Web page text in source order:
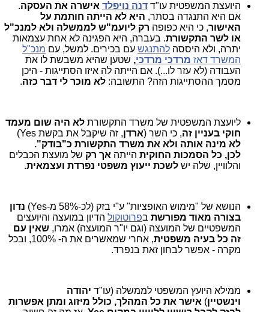
היועצת המשפטית עו"ד דנה נויפלד אישרה את העסקה.
אם היא התנגדה בסתר, היא לא הייתה חותמת על
האישור, כי היא כפופה רק ליועמ"ש לממשלה ולא למנכ"ל
או לשר התקשורת. בעברה, היא הפגינה לא אחת עצמאות
יתרה, ולא היססה להתנגש עם בכירים. למשל, עם מנכ"ל
המשרד דאז מרדכי מרדכי, שטען שהיא משבשת לו את
העבודה (לא עזר לו...). אם הייתה לה איזו הסתייגות - היכן
מסמך ההסתייגות הזה? התשובה: לא מוכר לי דבר כזה.
ליועצת המשפטית של משרד התקשורת לא היה שום מעמד
חוקי בעניין זה, כי השר (ארדן, זה שיקבל את בקשת Yes)
לא מינה אותה ולא את משרד התקשורת כ"בודק".
לכן, כל הסמכות החוקית הייתה אך רק של מועצת הכבלים
והלוויין, שלה יש לשכת ייעוץ משפטי נפרדת ועצמאית.
הנושא של "מימוש האופציות" ע"י בזק (לכ-58% מ-Yes)
נדון
בצורה מאוד מפורשת בפרוטוקול הדיון במועצה והיועצים
המשפטיים של המועצה (וגם יו"ר המועצה) אמרו, שאין עם
זה כל בעיה משפטית
, אחרי שמאשרים את ה- 100%, ובכל
מקרה - אפשר לבחון זאת בנפרד.
ממילא היועץ המשפטי לממשלה (עו"ד יהודה
וינשטיין) אישר את כל המהלך, כולל מיזוג ומתן אפשרות